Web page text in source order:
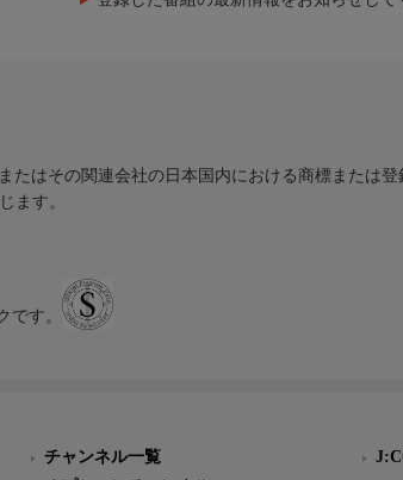
はその関連会社の日本国内における商標または登
ます。
です。
チャンネル一覧